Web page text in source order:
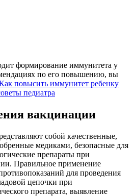
формирование иммунитета у
по его повышению, вы
повысить иммунитет ребенку
педиатра
вакцинации
собой качественные,
медиками, безопасные для
препараты при
Правильное применение
для проведения
цепочки при
препарата, выявление